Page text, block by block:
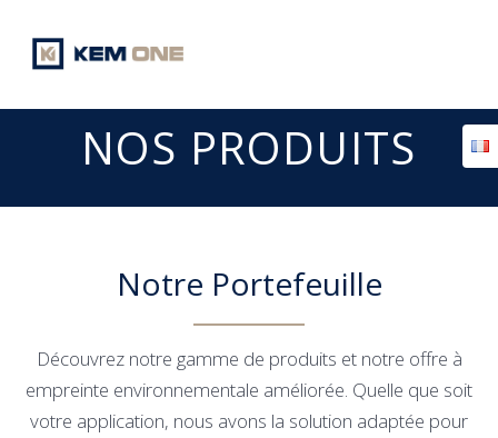
NOS PRODUITS
Notre Portefeuille
Découvrez notre gamme de produits et notre offre à
empreinte environnementale améliorée. Quelle que soit
votre application, nous avons la solution adaptée pour